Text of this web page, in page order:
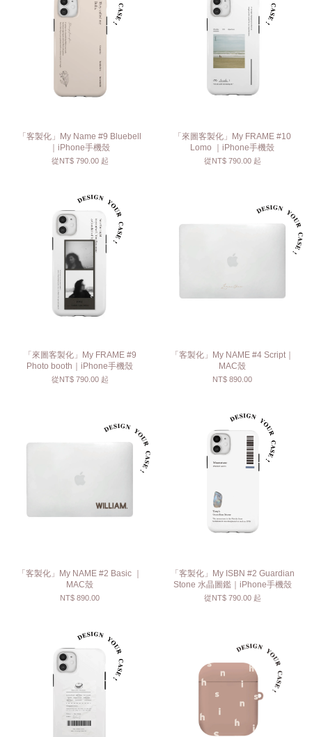
「客製化」My Name #9 Bluebell
｜iPhone手機殼
從NT$ 790.00 起
「來圖客製化」My FRAME #10
Lomo ｜iPhone手機殼
從NT$ 790.00 起
「來圖客製化」My FRAME #9
Photo booth｜iPhone手機殼
從NT$ 790.00 起
「客製化」My NAME #4 Script｜
MAC殼
NT$ 890.00
「客製化」My NAME #2 Basic ｜
MAC殼
NT$ 890.00
「客製化」My ISBN #2 Guardian
Stone 水晶圖鑑｜iPhone手機殼
從NT$ 790.00 起